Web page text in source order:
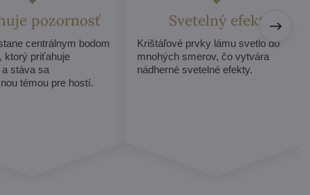
pozornosť
centrálnym bodom
ktorý priťahuje
stáva sa
témou pre hostí.
Svetelný efekt
Krištáľové prvky lámu svetlo do
mnohých smerov, čo vytvára
nádherné svetelné efekty.